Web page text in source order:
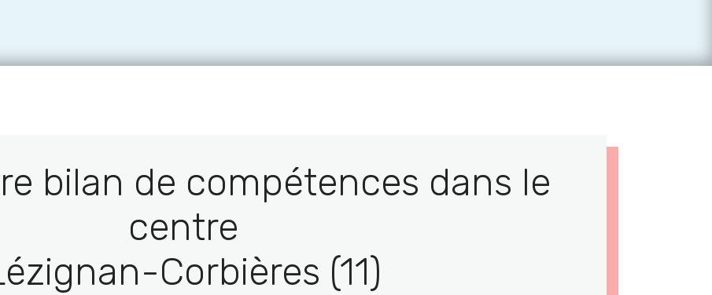
bilan de compétences dans le
centre
Corbières (11)